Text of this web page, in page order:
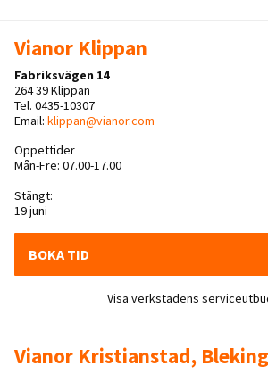
Vianor Klippan
Fabriksvägen 14
264 39 Klippan
Tel. 0435-10307
Email: klippan@vianor.com
Öppettider
Mån-Fre: 07.00-17.00
Stängt:
19 juni
BOKA TID
Visa verkstadens
Vianor Kristianstad,